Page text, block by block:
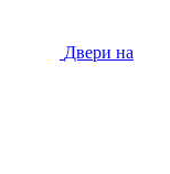
Двери на